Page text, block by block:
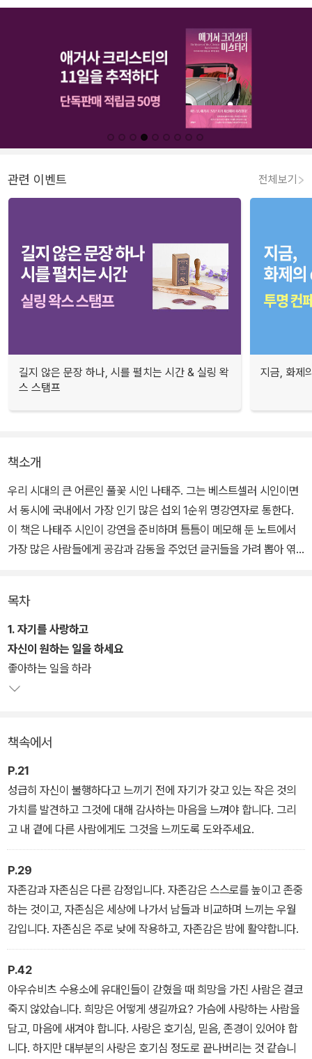
관련 이벤트 전체보기
길지 않은 문장 하나, 시를 펼치는 시간 & 실링 왁
스 스탬프
지금, 화제
책소개
우리 시대의 큰 어른인 풀꽃 시인 나태주. 그는 베스트셀러 시인이면
서 동시에 국내에서 가장 인기 많은 섭외 1순위 명강연자로 통한다.
이 책은 나태주 시인이 강연을 준비하며 틈틈이 메모해 둔 노트에서
가장 많은 사람들에게 공감과 감동을 주었던 글귀들을 가려 뽑아 엮
초등학생들에게는 내일의 꿈을 심어주고, 청소년들에게는 가슴에 반
짝이는 별을 잃지 말라고 당부하고, 대학생들에게는 미래를 향한 가
슴 벅찬 희망의 날개를 달아 주었다. 자신감을 잃어버린 어른들에게
는 가고 싶었던 길을 가라고 응원하며 자존감이 낮은 사람들에게 더
나를 사랑하고 아끼며 살라고 조언한다.
인생의 지혜를 다 내어주고 싶어 하는 노시인의 간절하고 따뜻한 마
음을 느낄 수 있다.
목차
1. 자기를 사랑하고
자신이 원하는 일을 하세요
좋아하는 일을 하라
책속에서
P.21
성급히 자신이 불행하다고 느끼기 전에 자기가 갖고 있는 작은 것의
가치를 발견하고 그것에 대해 감사하는 마음을 느껴야 합니다. 그리
고 내 곁에 다른 사람에게도 그것을 느끼도록 도와주세요.
P.29
자존감과 자존심은 다른 감정입니다. 자존감은 스스로를 높이고 존중
하는 것이고, 자존심은 세상에 나가서 남들과 비교하며 느끼는 우월
감입니다. 자존심은 주로 낮에 작용하고, 자존감은 밤에 활약합니다.
P.42
아우슈비츠 수용소에 유대인들이 갇혔을 때 희망을 가진 사람은 결코
죽지 않았습니다. 희망은 어떻게 생길까요? 가슴에 사랑하는 사람을
담고, 마음에 새겨야 합니다. 사랑은 호기심, 믿음, 존경이 있어야 합
니다. 하지만 대부분의 사랑은 호기심 정도로 끝나버리는 것 같습니